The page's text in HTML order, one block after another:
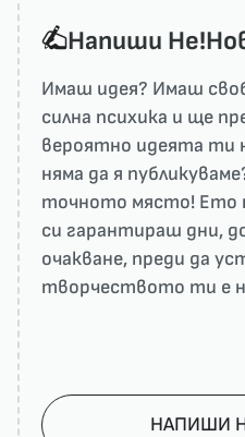
Напиши
Имаш идея? Имаш
силна психика и ще
вероятно идеята ти
няма да я
точното място! Ето
си гарантираш дни,
очакване, преди да
творчеството ти е
НАПИШИ